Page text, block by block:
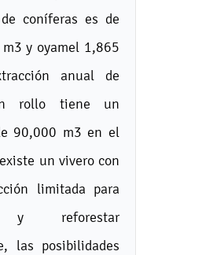
coníferas es de
y oyamel 1,865
anual de
rollo tiene un
90,000 m3 en el
un vivero con
limitada para
y reforestar
las posibilidades